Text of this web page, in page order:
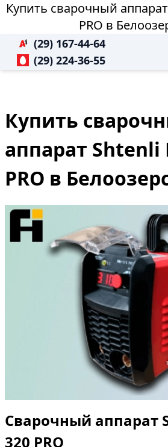
Купить сварочный
PRO в
(29) 167-44-64
(29) 224-36-55
Купить
аппарат
PRO в
Сварочный
320 PRO